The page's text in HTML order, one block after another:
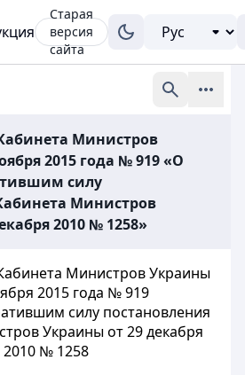
Старая
версия
сайта
Министров
2015 года № 919 «О
силу
Министров
2010 № 1258»
Министров Украины
2015 года № 919
силу постановления
Украины от 29 декабря
2010 № 1258